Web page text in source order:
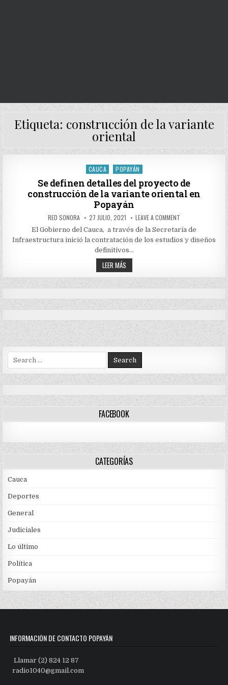
Etiqueta: construcción de la variante
oriental
Posted
in
CAUCA POPAYÁN
Se definen detalles del proyecto de
construcción de la variante oriental en
Popayán
AUTHOR:
RED SONORA PUBLISHED
DATE:
27 JULIO, 2021 LEAVE A COMMENT
DEFINEN
DETALLES
DEL
VARIANTE
El Gobierno del Cauca, a través de la Secretaría de
Infraestructura inició la contratación de los estudios y diseños
definitivos…
LEER MÁSSE
DEFINEN
DETALLES
DE
DE
POPAYÁN
Search
for:
FACEBOOK
CATEGORÍAS
Cauca
Deportes
General
Judiciales
Lo último
Política
Popayán
INFORMACIÓN DE CONTACTO POPAYÁN
Llamar (2) 824 12 87
radio1040@gmail.com